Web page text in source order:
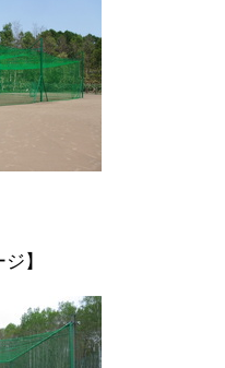
】